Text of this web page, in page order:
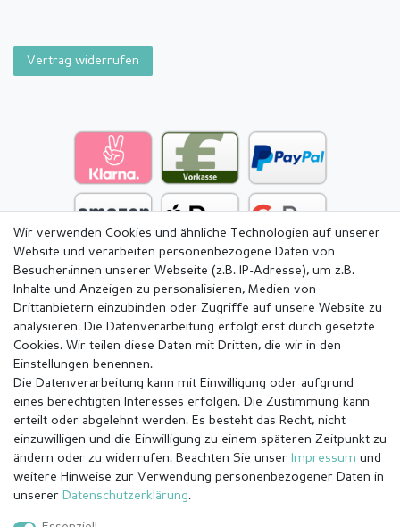
Vertrag widerrufen
Impressum Daten­schutz­erklärung
Wir verwenden Cookies und ähnliche Technologien auf unserer
Website und verarbeiten personenbezogene Daten von
Besucher:innen unserer Webseite (z.B. IP-Adresse), um z.B.
Inhalte und Anzeigen zu personalisieren, Medien von
Drittanbietern einzubinden oder Zugriffe auf unsere Website zu
analysieren. Die Datenverarbeitung erfolgt erst durch gesetzte
Cookies. Wir teilen diese Daten mit Dritten, die wir in den
Einstellungen benennen.
Die Datenverarbeitung kann mit Einwilligung oder aufgrund
eines berechtigten Interesses erfolgen. Die Zustimmung kann
erteilt oder abgelehnt werden. Es besteht das Recht, nicht
einzuwilligen und die Einwilligung zu einem späteren Zeitpunkt zu
ändern oder zu widerrufen. Beachten Sie unser Impressum und
weitere Hinweise zur Verwendung personenbezogener Daten in
unserer Daten­schutz­erklärung.